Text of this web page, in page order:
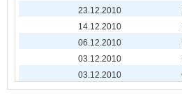
23.12.2010
14.12.2010
06.12.2010
03.12.2010
03.12.2010